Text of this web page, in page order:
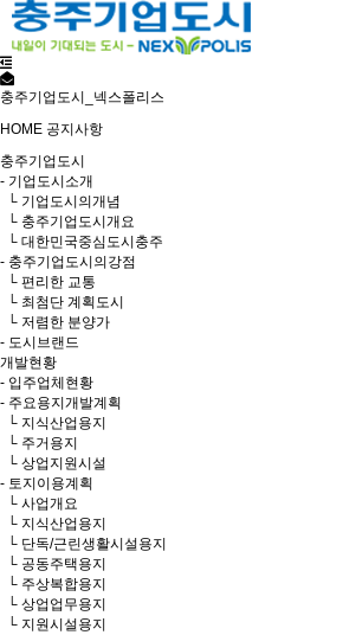
충주기업도시_넥스폴리스
HOME 공지사항
충주기업도시
- 기업도시소개
└ 기업도시의개념
└ 충주기업도시개요
└ 대한민국중심도시충주
- 충주기업도시의강점
└ 편리한 교통
└ 최첨단 계획도시
└ 저렴한 분양가
- 도시브랜드
개발현황
- 입주업체현황
- 주요용지개발계획
└ 지식산업용지
└ 주거용지
└ 상업지원시설
- 토지이용계획
└ 사업개요
└ 지식산업용지
└ 단독/근린생활시설용지
└ 공동주택용지
└ 주상복합용지
└ 상업업무용지
└ 지원시설용지